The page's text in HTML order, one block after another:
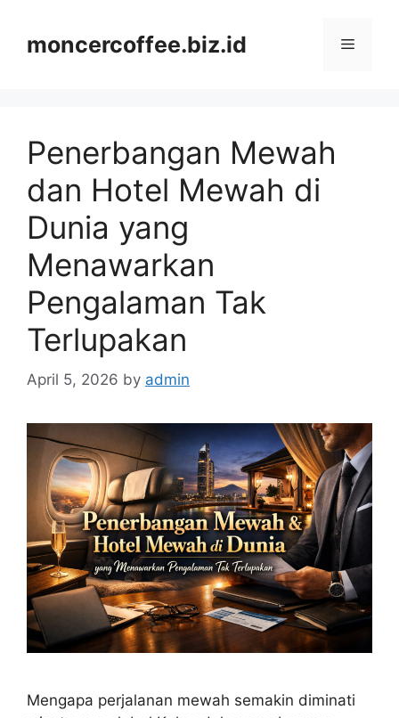
contentmoncercoffee.biz.id Menu
Penerbangan Mewah
dan Hotel Mewah di
Dunia yang
Menawarkan
Pengalaman Tak
Terlupakan
April 5, 2026 by admin
Mengapa perjalanan mewah semakin diminati